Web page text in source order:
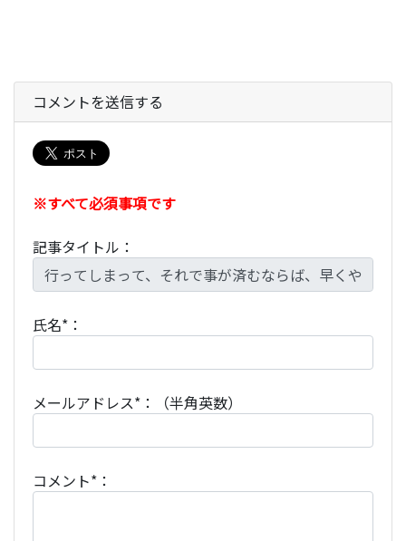
コメントを送信する
※すべて必須事項です
記事タイトル：
氏名*：
メールアドレス*：（半角英数）
コメント*：